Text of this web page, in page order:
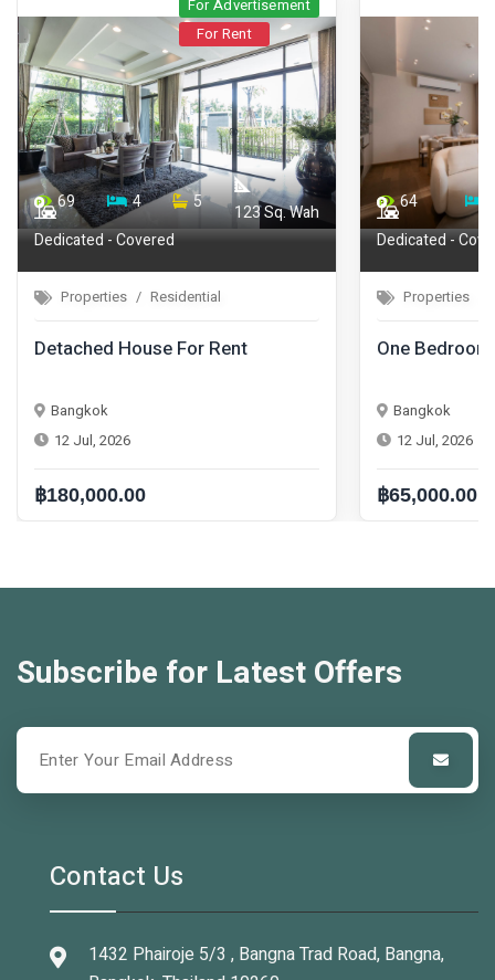
For Advertisement
For Rent
69 4 5
123 Sq. Wah
Dedicated - Covered
Properties Residential
Detached House For Rent
Bangkok
12 Jul, 2026
฿180,000.00
64
Dedicated -
Properties
One
Bangkok
12 Jul, 2026
฿65,000.00
Subscribe for Latest Offers
Contact Us
1432 Phairoje 5/3 , Bangna Trad Road, Bangna,